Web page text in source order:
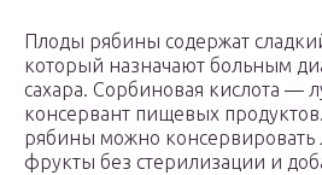
Плоды рябины содержат
который назначают больным
сахара. Сорбиновая кислота —
консервант пищевых продуктов.
рябины можно
фрукты без стерилизации и